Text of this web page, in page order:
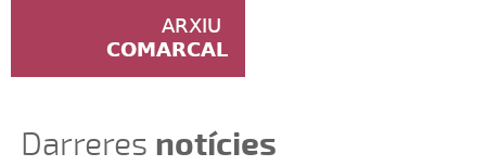
Darreres notícies